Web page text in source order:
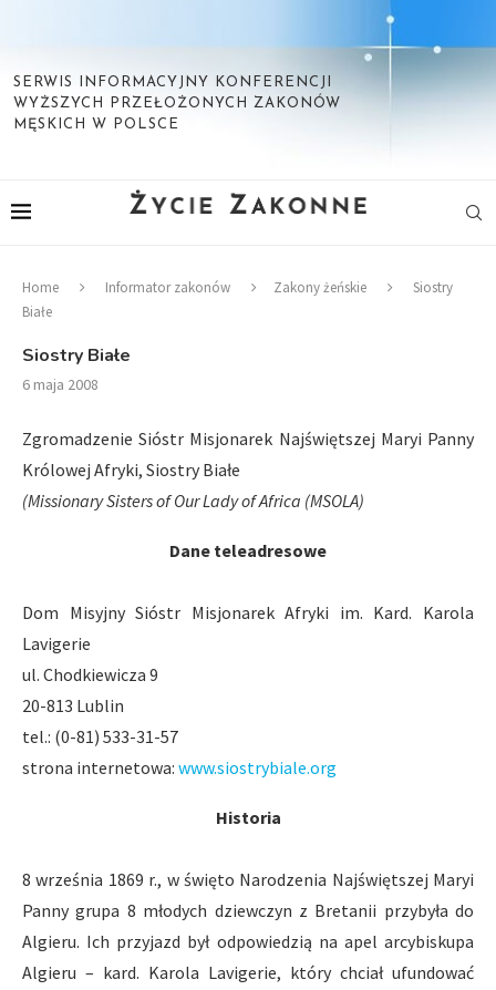
SERWIS INFORMACYJNY KONFERENCJI
WYŻSZYCH PRZEŁOŻONYCH ZAKONÓW
MĘSKICH W POLSCE
Home Informator zakonów Zakony żeńskie
Siostry
Białe
Siostry Białe
6 maja 2008
Zgromadzenie Sióstr Misjonarek Najświętszej Maryi Panny
Królowej Afryki, Siostry Białe
(Missionary Sisters of Our Lady of Africa (MSOLA)
Dane teleadresowe
Dom Misyjny Sióstr Misjonarek Afryki im. Kard. Karola
Lavigerie
ul. Chodkiewicza 9
20-813 Lublin
tel.: (0-81) 533-31-57
strona internetowa: www.siostrybiale.org
Historia
8 września 1869 r., w święto Narodzenia Najświętszej Maryi
Panny grupa 8 młodych dziewczyn z Bretanii przybyła do
Algieru. Ich przyjazd był odpowiedzią na apel arcybiskupa
Algieru – kard. Karola Lavigerie, który chciał ufundować